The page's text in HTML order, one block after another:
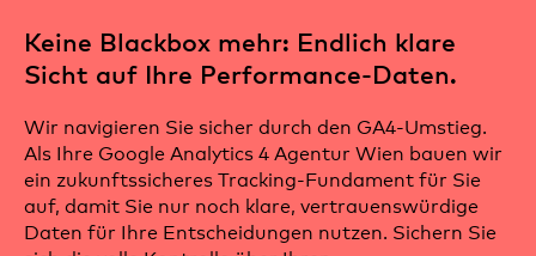
Keine Blackbox mehr: Endlich klare
Sicht auf Ihre Performance-Daten.
Wir navigieren Sie sicher durch den GA4-Umstieg.
Als Ihre Google Analytics 4 Agentur Wien bauen wir
ein zukunftssicheres Tracking-Fundament für Sie
auf, damit Sie nur noch klare, vertrauenswürdige
Daten für Ihre Entscheidungen nutzen. Sichern Sie